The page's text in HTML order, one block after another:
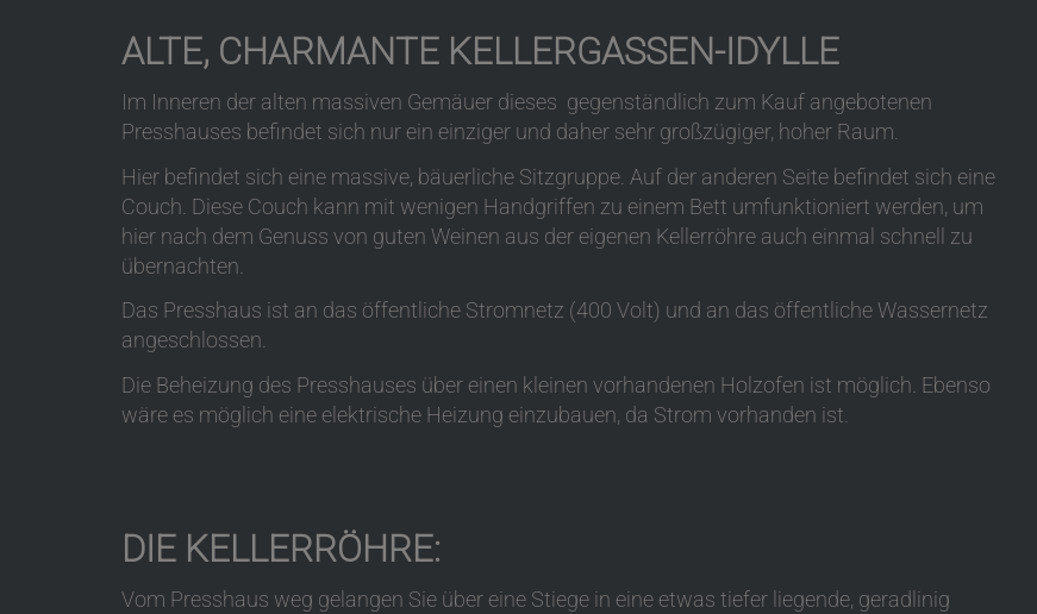
ALTE, CHARMANTE KELLERGASSEN-IDYLLE
Im Inneren der alten massiven Gemäuer dieses gegenständlich zum Kauf angebotenen
Presshauses befindet sich nur ein einziger und daher sehr großzügiger, hoher Raum.
Hier befindet sich eine massive, bäuerliche Sitzgruppe. Auf der anderen Seite befindet sich eine
Couch. Diese Couch kann mit wenigen Handgriffen zu einem Bett umfunktioniert werden, um
hier nach dem Genuss von guten Weinen aus der eigenen Kellerröhre auch einmal schnell zu
übernachten.
Das Presshaus ist an das öffentliche Stromnetz (400 Volt) und an das öffentliche Wassernetz
angeschlossen.
Die Beheizung des Presshauses über einen kleinen vorhandenen Holzofen ist möglich. Ebenso
wäre es möglich eine elektrische Heizung einzubauen, da Strom vorhanden ist.
DIE KELLERRÖHRE:
Vom Presshaus weg gelangen Sie über eine Stiege in eine etwas tiefer liegende, geradlinig